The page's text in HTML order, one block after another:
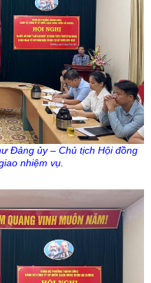
Đảng ủy– Chủ tịch Hội đồng
nhiệm vụ.